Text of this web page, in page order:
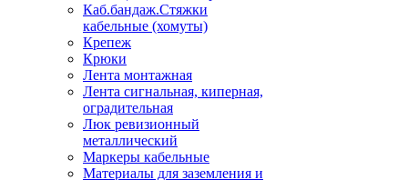
Каб.бандаж.Стяжки
кабельные (хомуты)
Крепеж
Крюки
Лента монтажная
Лента сигнальная, киперная,
оградительная
Люк ревизионный
металлический
Маркеры кабельные
Материалы для заземления и